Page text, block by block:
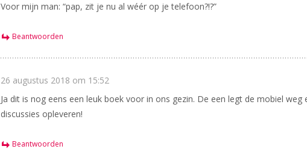
Voor mijn man: “pap, zit je nu al wéér op je telefoon?!?”
Beantwoorden
26 augustus 2018 om 15:52
Ja dit is nog eens een leuk boek voor in ons gezin. De een legt de mobiel
discussies opleveren!
Beantwoorden